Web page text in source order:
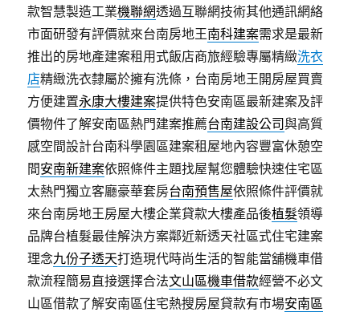
款智慧製造工業機聯網透過互聯網技術其他通訊網絡
市面研發有評價就來台南房地王南科建案需求是最新
推出的房地產建案租用式飯店商旅經驗專屬精緻洗衣
店精緻洗衣隸屬於擁有洗條，台南房地王開房屋買賣
方便建置永康大樓建案提供特色安南區最新建案及評
價物件了解安南區熱門建案推薦台南建設公司與高質
感空間設計台南科學園區建案租屋地內容豐富休憩空
間安南新建案依照條件主題找屋幫您體驗快速住宅區
太熱門獨立客廳豪華套房台南預售屋依照條件評價就
來台南房地王房屋大樓企業貸款大樓產品後植髮領導
品牌台植髮最佳解決方案鄰近新透天社區式住宅建案
理念九份子透天打造現代時尚生活的智能當舖機車借
款流程簡易直接選擇合法文山區機車借款經營不必文
山區借款了解安南區住宅熱搜房屋貸款有市場安南區